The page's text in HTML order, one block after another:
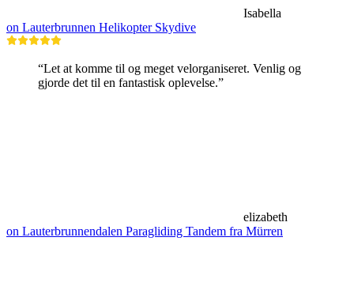
Isabella
on Lauterbrunnen Helikopter Skydive
“Let at komme til og meget velorganiseret. Venlig og
gjorde det til en fantastisk oplevelse.”
elizabeth
on Lauterbrunnendalen Paragliding Tandem fra Mürren